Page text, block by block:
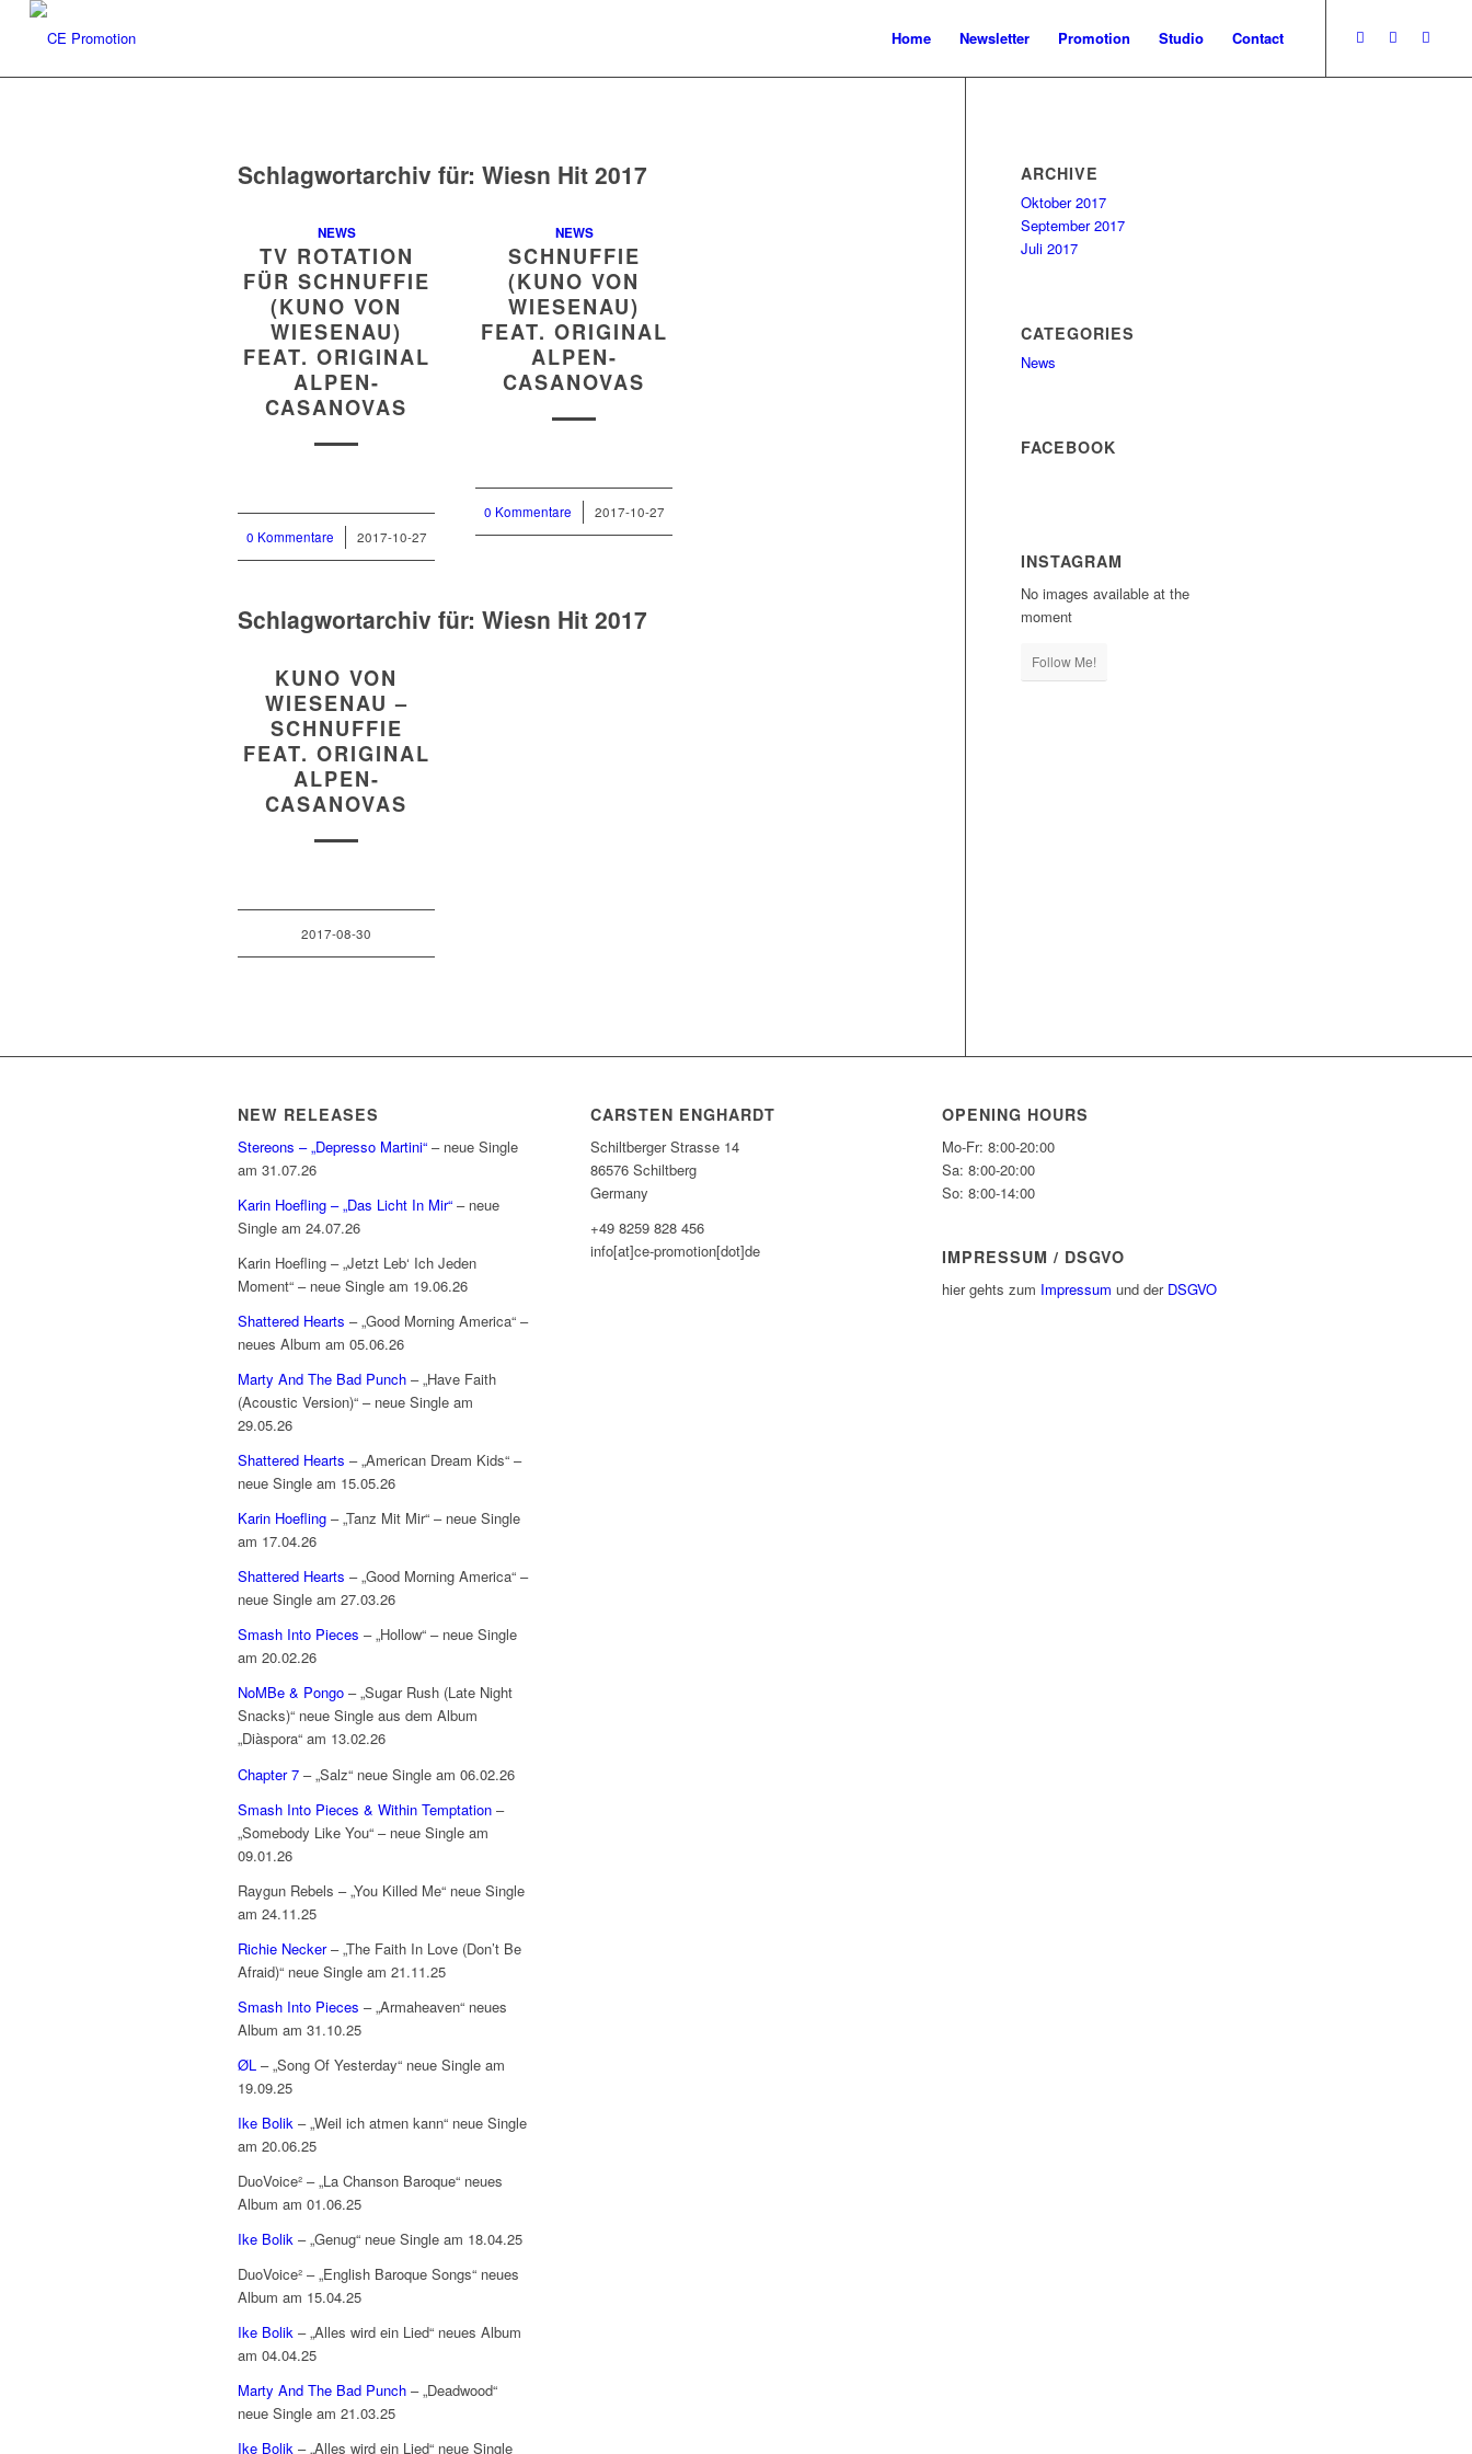
Home Newsletter Promotion Studio Contact
Schlagwortarchiv für: Wiesn Hit 2017
NEWS
TV ROTATION
FÜR SCHNUFFIE
(KUNO VON
WIESENAU)
FEAT. ORIGINAL
ALPEN-
CASANOVAS
0 Kommentare
/ 2017-10-27
NEWS
SCHNUFFIE
(KUNO VON
WIESENAU)
FEAT. ORIGINAL
ALPEN-
CASANOVAS
0 Kommentare
/ 2017-10-27
Schlagwortarchiv für: Wiesn Hit 2017
KUNO VON
WIESENAU –
SCHNUFFIE
FEAT. ORIGINAL
ALPEN-
CASANOVAS
2017-08-30
ARCHIVE
Oktober 2017
September 2017
Juli 2017
CATEGORIES
News
FACEBOOK
INSTAGRAM
No images available at the
moment
Follow Me!
NEW RELEASES
Stereons – „Depresso Martini“ – neue Single
am 31.07.26
Karin Hoefling – „Das Licht In Mir“ – neue
Single am 24.07.26
Karin Hoefling – „Jetzt Leb‘ Ich Jeden
Moment“ – neue Single am 19.06.26
Shattered Hearts – „Good Morning America“ –
neues Album am 05.06.26
Marty And The Bad Punch – „Have Faith
(Acoustic Version)“ – neue Single am
29.05.26
Shattered Hearts – „American Dream Kids“ –
neue Single am 15.05.26
Karin Hoefling – „Tanz Mit Mir“ – neue Single
am 17.04.26
Shattered Hearts – „Good Morning America“ –
neue Single am 27.03.26
Smash Into Pieces – „Hollow“ – neue Single
am 20.02.26
NoMBe & Pongo – „Sugar Rush (Late Night
Snacks)“ neue Single aus dem Album
„Diàspora“ am 13.02.26
Chapter 7 – „Salz“ neue Single am 06.02.26
Smash Into Pieces & Within Temptation –
„Somebody Like You“ – neue Single am
09.01.26
Raygun Rebels – „You Killed Me“ neue Single
am 24.11.25
Richie Necker– „The Faith In Love (Don’t Be
Afraid)“ neue Single am 21.11.25
Smash Into Pieces – „Armaheaven“ neues
Album am 31.10.25
ØL – „Song Of Yesterday“ neue Single am
19.09.25
Ike Bolik – „Weil ich atmen kann“ neue Single
am 20.06.25
DuoVoice² – „La Chanson Baroque“ neues
Album am 01.06.25
Ike Bolik – „Genug“ neue Single am 18.04.25
DuoVoice² – „English Baroque Songs“ neues
Album am 15.04.25
Ike Bolik – „Alles wird ein Lied“ neues Album
am 04.04.25
Marty And The Bad Punch – „Deadwood“
neue Single am 21.03.25
Ike Bolik – „Alles wird ein Lied“ neue Single
CARSTEN ENGHARDT
Schiltberger Strasse 14
86576 Schiltberg
Germany
+49 8259 828 456
info[at]ce-promotion[dot]de
OPENING HOURS
Mo-Fr: 8:00-20:00
Sa: 8:00-20:00
So: 8:00-14:00
IMPRESSUM / DSGVO
hier gehts zum Impressum und der DSGVO